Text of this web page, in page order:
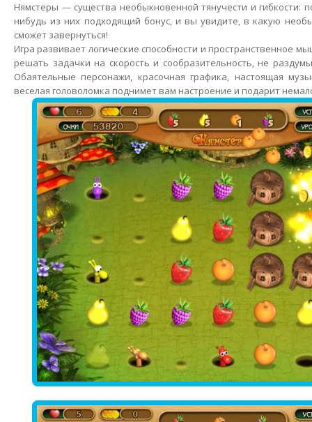
Нямстеры — существа необыкновенной тянучести и гибкости:
нибудь из них подходящий бонус, и вы увидите, в какую
сможет завернуться!
Игра развивает логические способности и пространственное
решать задачки на скорость и сообразительность, не
Обаятельные персонажи, красочная графика, настоящая
веселая головоломка поднимет вам настроение и подарит